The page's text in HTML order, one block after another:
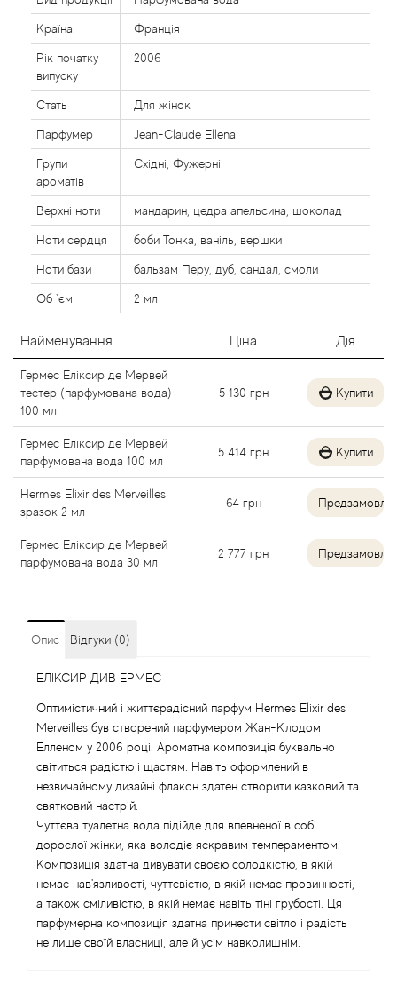
Країна Франція
Рік початку
випуску
2006
Стать Для жінок
Парфумер Jean-Claude Ellena
Групи
ароматів
Східні, Фужерні
Верхні ноти мандарин, цедра апельсина, шоколад
Ноти сердця боби Тонка, ваніль, вершки
Ноти бази бальзам Перу, дуб, сандал, смоли
Об `єм 2 мл
Найменування Ціна Дія
Гермес Еліксир де Мервей
тестер (парфумована вода)
100 мл
5 130 грн Купити
Гермес Еліксир де Мервей
парфумована вода 100 мл
5 414 грн Купити
Hermes Elixir des Merveilles
зразок 2 мл
64 грн
Гермес Еліксир де Мервей
парфумована вода 30 мл
2 777 грн
Опис Відгуки (0)
ЕЛІКСИР ДИВ ЕРМЕС
Оптимістичний і життєрадісний парфум Hermes Elixir des
Merveilles був створений парфумером Жан-Клодом
Елленом у 2006 році. Ароматна композиція буквально
світиться радістю і щастям. Навіть оформлений в
незвичайному дизайні флакон здатен створити казковий та
святковий настрій.
Чуттєва туалетна вода підійде для впевненої в собі
дорослої жінки, яка володіє яскравим темпераментом.
Композиція здатна дивувати своєю солодкістю, в якій
немає нав'язливості, чуттєвістю, в якій немає провинності,
а також сміливістю, в якій немає навіть тіні грубості. Ця
парфумерна композиція здатна принести світло і радість
не лише своїй власниці, але й усім навколишнім.
Al Haramain
Al Jazeera
Alaia Paris
Alexander McQueen
Alexandre Barthet
Alexandre J
Alfred Dunhill
Alyson Oldoini
Alyssa Ashley
American Crew
Amouage
Angel Schlesser
Anima Mundi
Anna Sui
Annayake
Anne Fontaine
Annick Goutal
Antonia's Flowers
Antonio Banderas